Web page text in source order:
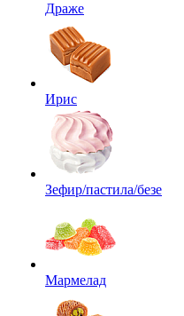
Драже
Ирис
Зефир/пастила/безе
Мармелад